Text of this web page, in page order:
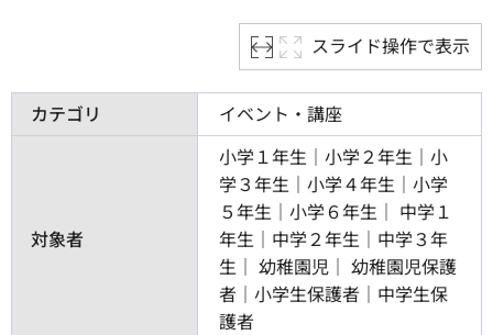
スライド操作で表示
カテゴリ イベント・講座
対象者
小学１年生｜小学２年生｜小
学３年生｜小学４年生｜小学
５年生｜小学６年生
中学１
年生｜中学２年生｜中学３年
生
幼稚園児
幼稚園児保護
者｜小学生保護者｜中学生保
護者